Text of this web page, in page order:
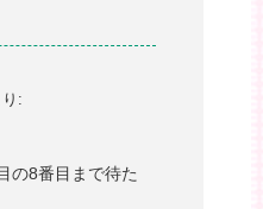
:
の8番目まで待た